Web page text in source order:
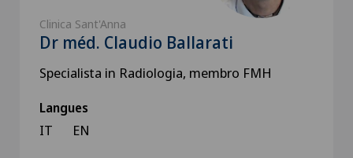
Clinica Sant'Anna
Dr méd. Claudio Ballarati
Specialista in Radiologia, membro FMH
Langues
IT EN